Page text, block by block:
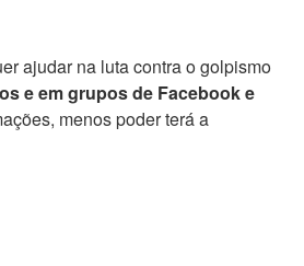
ajudar na luta contra o golpismo
e em grupos de Facebook e
menos poder terá a